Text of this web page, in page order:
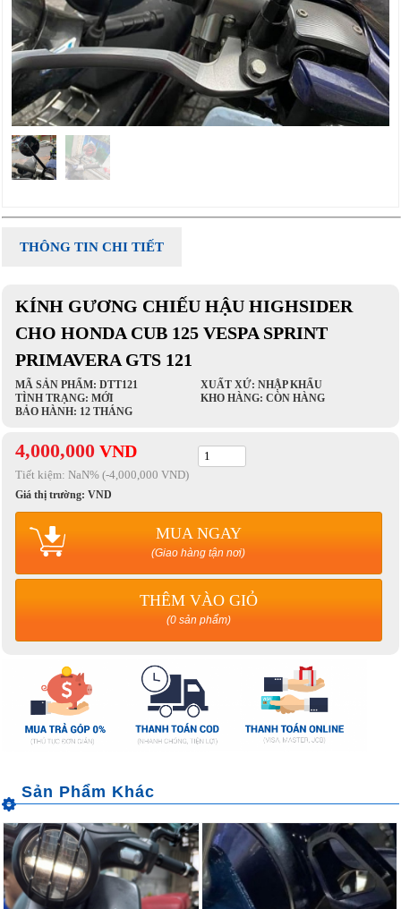
THÔNG TIN CHI TIẾT
KÍNH GƯƠNG CHIẾU HẬU HIGHSIDER
CHO HONDA CUB 125 VESPA SPRINT
PRIMAVERA GTS 121
MÃ SẢN PHẨM: DTT121
XUẤT XỨ: NHẬP KHẨU
TÌNH TRẠNG: MỚI
KHO HÀNG: CÒN HÀNG
BẢO HÀNH: 12 THÁNG
4,000,000 VND
Tiết kiệm:NaN% (-4,000,000 VND)
Giá thị trường:VND
MUA NGAY
(Giao hàng tận nơi)
THÊM VÀO GIỎ
(0 sản phẩm)